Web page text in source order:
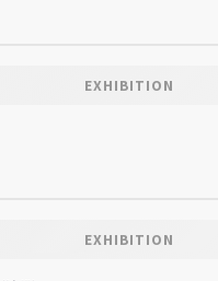
EXHIBITION
EXHIBITION